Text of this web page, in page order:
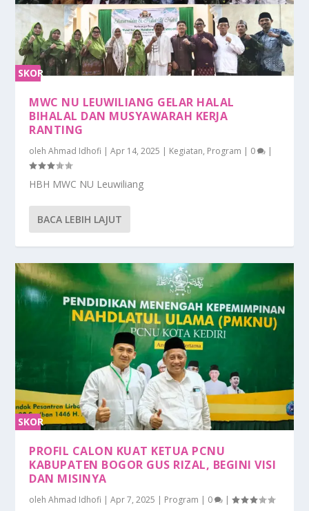
SKOR
MWC NU LEUWILIANG GELAR HALAL
BIHALAL DAN MUSYAWARAH KERJA
RANTING
olehAhmad Idhofi |Apr 14, 2025 | Kegiatan, Program | 0 |
HBH MWC NU Leuwiliang
BACA LEBIH LAJUT
SKOR
PROFIL CALON KUAT KETUA PCNU
KABUPATEN BOGOR GUS RIZAL, BEGINI VISI
DAN MISINYA
olehAhmad Idhofi |Apr 7, 2025 | Program | 0 |